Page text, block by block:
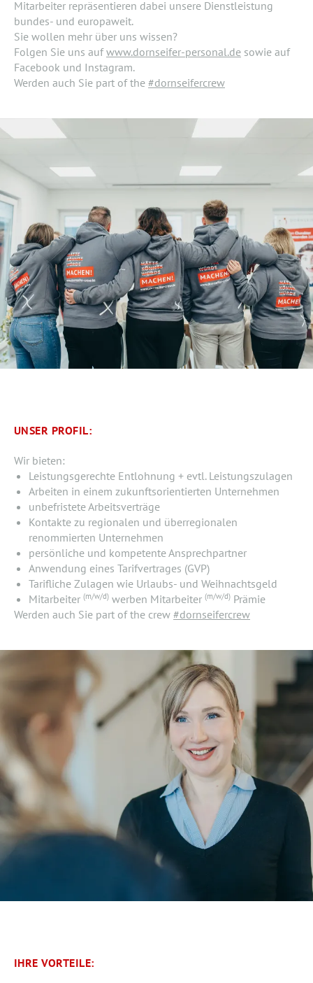
Mitarbeiter repräsentieren dabei unsere Dienstleistung
bundes- und europaweit.
Sie wollen mehr über uns wissen?
Folgen Sie uns aufwww.dornseifer-personal.de sowie auf
Facebook und Instagram.
Werden auch Sie part of the #dornseifercrew
UNSER PROFIL:
Wir bieten:
Leistungsgerechte Entlohnung + evtl. Leistungszulagen
Arbeiten in einem zukunftsorientierten Unternehmen
unbefristete Arbeitsverträge
Kontakte zu regionalen und überregionalen
renommierten Unternehmen
persönliche und kompetente Ansprechpartner
Anwendung eines Tarifvertrages (GVP)
Tarifliche Zulagen wie Urlaubs- und Weihnachtsgeld
Mitarbeiter (m/w/d)werben Mitarbeiter (m/w/d)Prämie
Werden auch Sie part of the crew #dornseifercrew
IHRE VORTEILE: